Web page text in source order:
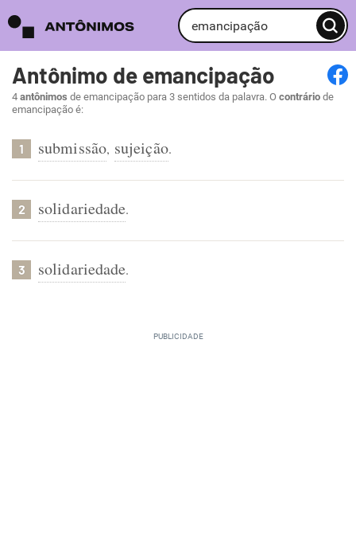
Antônimo de emancipação
4 antônimos de emancipação para 3 sentidos da palavra. O contrário de
emancipação é:
1 submissão, sujeição.
2 solidariedade.
3 solidariedade.